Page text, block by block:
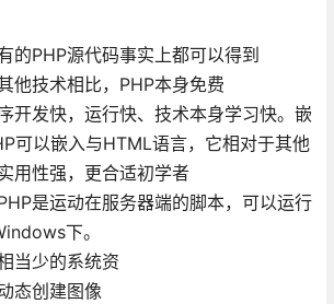
的PHP源代码事实上都可以得到
他技术相比，PHP本身免费
开发快，运行快、技术本身学习快。嵌
可以嵌入与HTML语言，它相对于其他
用性强，更合适初学者
是运动在服务器端的脚本，可以运行
下。
当少的系统资
态创建图像